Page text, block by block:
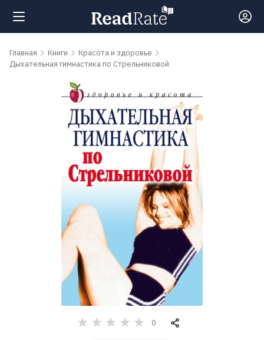
Поиск
обсуждаемые
Главная Книги
Красота и здоровье
Дыхательная гимнастика по Стрельниковой
0